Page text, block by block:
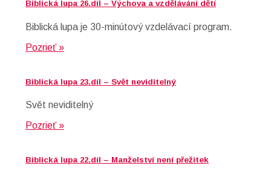
Biblická lupa 26.díl – Výchova a vzdělávání dětí
Biblická lupa je 30-minútový vzdelávací program.
Pozrieť »
Biblická lupa 23.díl – Svět neviditelný
Svět neviditelný
Pozrieť »
Biblická lupa 22.díl – Manželství není přežitek